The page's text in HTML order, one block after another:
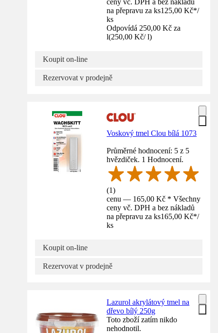
na přepravu za ks125,00 Kč*/
ks
Odpovídá 250,00 Kč za
l(250,00 Kč/ l)
Koupit on-line
Rezervovat v prodejně
Voskový tmel Clou bílá 1073
Průměrné hodnocení: 5 z 5
hvězdiček. 1 Hodnocení.
(1)
cenu — 165,00 Kč * Všechny
ceny vč. DPH a bez nákladů
na přepravu za ks165,00 Kč*/
ks
Koupit on-line
Rezervovat v prodejně
Lazurol akrylátový tmel na
dřevo bílý 250g
Toto zboží zatím nikdo
nehodnotil.